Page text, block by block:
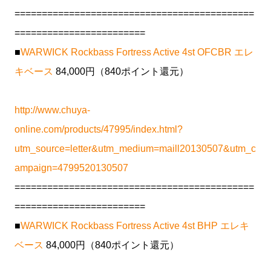
============================================
========================
■WARWICK Rockbass Fortress Active 4st OFCBR エレ
キベース 84,000円（840ポイント還元）
http://www.chuya-
online.com/products/47995/index.html?
utm_source=letter&utm_medium=maill20130507&utm_c
ampaign=4799520130507
============================================
========================
■WARWICK Rockbass Fortress Active 4st BHP エレキ
ベース 84,000円（840ポイント還元）